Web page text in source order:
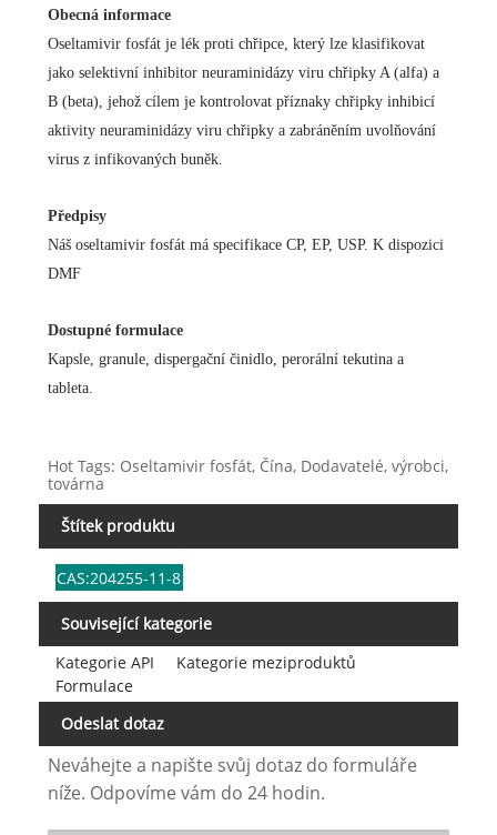
Obecná informace
Oseltamivir fosfát je lék proti chřipce, který lze klasifikovat
jako selektivní inhibitor neuraminidázy viru chřipky A (alfa) a
B (beta), jehož cílem je kontrolovat příznaky chřipky inhibicí
aktivity neuraminidázy viru chřipky a zabráněním uvolňování
virus z infikovaných buněk.
Předpisy
Náš oseltamivir fosfát má specifikace CP, EP, USP. K dispozici
DMF
Dostupné formulace
Kapsle, granule, dispergační činidlo, perorální tekutina a
tableta.
Hot Tags: Oseltamivir fosfát, Čína, Dodavatelé, výrobci,
továrna
Štítek produktu
CAS:204255-11-8
Související kategorie
Kategorie API
Kategorie meziproduktů
Formulace
Odeslat dotaz
Neváhejte a napište svůj dotaz do formuláře
níže. Odpovíme vám do 24 hodin.